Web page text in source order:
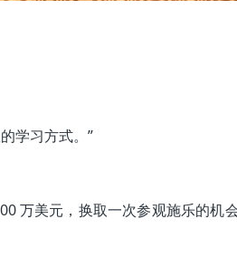
学习方式。”
万美元，换取一次参观施乐的机